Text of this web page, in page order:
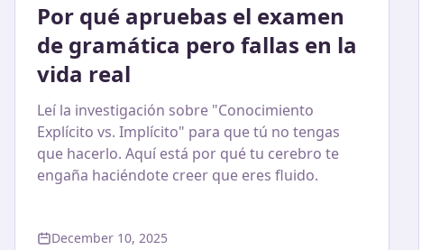
Por qué apruebas el examen
de gramática pero fallas en la
vida real
Leí la investigación sobre "Conocimiento
Explícito vs. Implícito" para que tú no tengas
que hacerlo. Aquí está por qué tu cerebro te
engaña haciéndote creer que eres fluido.
December 10, 2025